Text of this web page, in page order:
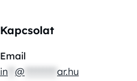
Kapcsolat
Email
in @ ar.hu